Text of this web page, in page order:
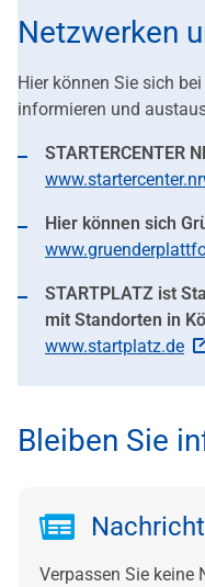
Netzwerken
Hier können Sie sich
informieren und
STARTERCENTER
Hier können sich
STARTPLATZ ist
mit Standorten in
www.startplatz.de
Bleiben Sie
Verpassen Sie keine